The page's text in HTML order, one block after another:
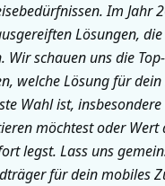
Im Jahr
Lösungen,
Wir schauen uns die
welche Lösung für dein
Wahl ist,
möchtest oder Wert
legst. Lass uns
für dein mobiles